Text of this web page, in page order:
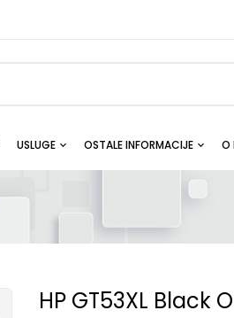
USLUGE OSTALE INFORMACIJE O
HP GT53XL Black